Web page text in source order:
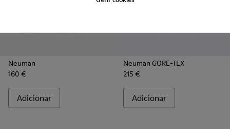
Neuman
160 €
Adicionar
Neuman GORE-TEX
215 €
Adicionar